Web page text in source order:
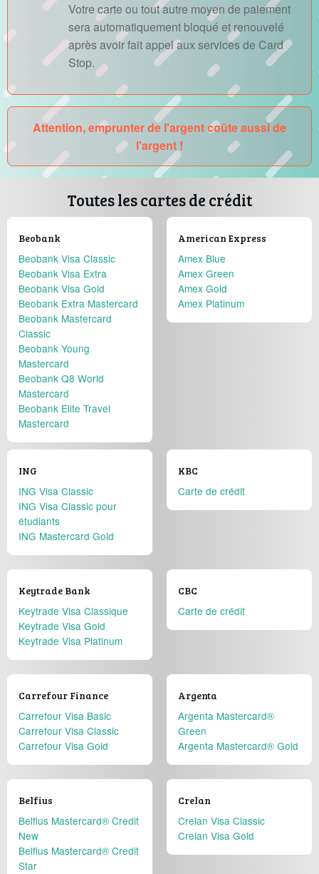
Votre carte ou tout autre moyen de paiement
sera automatiquement bloqué et renouvelé
après avoir fait appel aux services de Card
Stop.
Attention, emprunter de l'argent coûte aussi de
l'argent !
Toutes les cartes de crédit
Beobank
Beobank Visa Classic
Beobank Visa Extra
Beobank Visa Gold
Beobank Extra Mastercard
Beobank Mastercard
Classic
Beobank Young
Mastercard
Beobank Q8 World
Mastercard
Beobank Elite Travel
Mastercard
American Express
Amex Blue
Amex Green
Amex Gold
Amex Platinum
ING
ING Visa Classic
ING Visa Classic pour
étudiants
ING Mastercard Gold
KBC
Carte de crédit
Keytrade Bank
Keytrade Visa Classique
Keytrade Visa Gold
Keytrade Visa Platinum
CBC
Carte de crédit
Carrefour Finance
Carrefour Visa Basic
Carrefour Visa Classic
Carrefour Visa Gold
Argenta
Argenta Mastercard®
Green
Argenta Mastercard® Gold
Belfius
Belfius Mastercard® Credit
New
Belfius Mastercard® Credit
Star
Crelan
Crelan Visa Classic
Crelan Visa Gold